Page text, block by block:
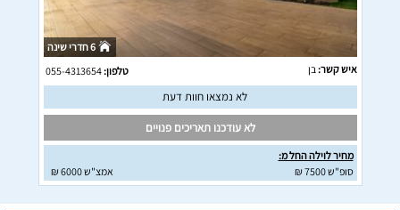
6 חדרי שינה
איש קשר:בן טלפון:055-4313654
לא נמצאו חוות דעת
לא עודכנו תאריכים פנויים
מחיר לוילה החל מ:
סופ"ש 7500 ₪
אמצ"ש 6000 ₪